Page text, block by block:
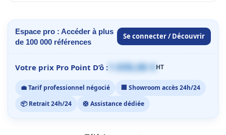
Espace pro : Accéder à plus
de 100 000 références
Se connecter / Découvrir
Votre prix Pro Point D’ô : 1 059,00 €HT
💼 Tarif professionnel négocié
🏢 Showroom accès 24h/24
📦 Retrait 24h/24
🛟 Assistance dédiée